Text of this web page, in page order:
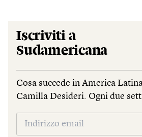
Iscriviti a
Sudamericana
Cosa succede in America
Camilla Desideri. Ogni due